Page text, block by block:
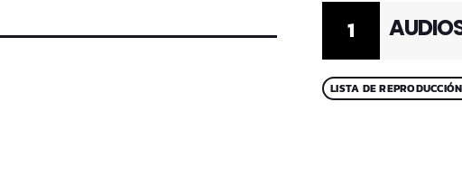
1
LISTA DE